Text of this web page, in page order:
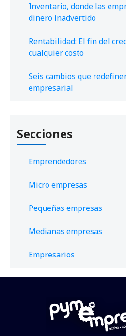
Inventario, donde las
dinero inadvertido
Rentabilidad: El fin del
cualquier costo
Seis cambios que
empresarial
Secciones
Emprendedores
Micro empresas
Pequeñas empresas
Medianas empresas
Empresarios